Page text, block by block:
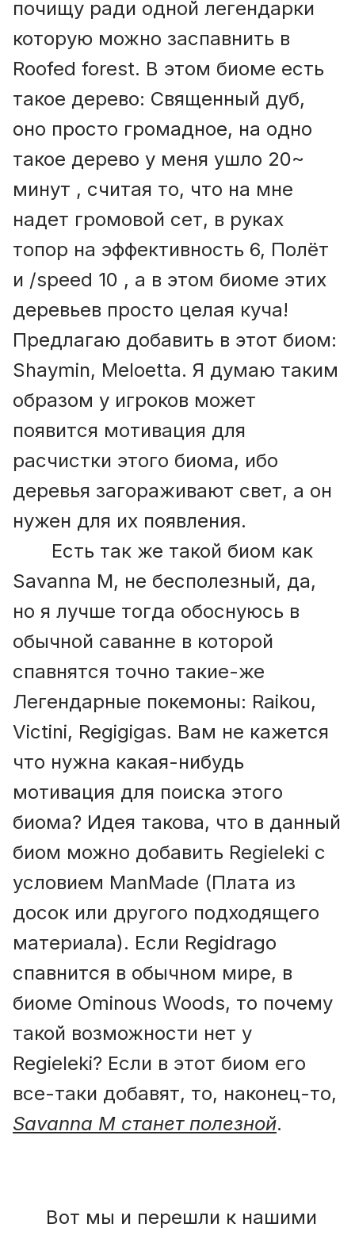
почищу ради одной легендарки
которую можно заспавнить в
Roofed forest. В этом биоме есть
такое дерево: Священный дуб,
оно просто громадное, на одно
такое дерево у меня ушло 20~
минут , считая то, что на мне
надет громовой сет, в руках
топор на эффективность 6, Полёт
и /speed 10 , а в этом биоме этих
деревьев просто целая куча!
Предлагаю добавить в этот биом:
Shaymin, Meloetta. Я думаю таким
образом у игроков может
появится мотивация для
расчистки этого биома, ибо
деревья загораживают свет, а он
нужен для их появления.
Есть так же такой биом как
Savanna M, не бесполезный, да,
но я лучше тогда обоснуюсь в
обычной саванне в которой
спавнятся точно такие-же
Легендарные покемоны: Raikou,
Victini, Regigigas. Вам не кажется
что нужна какая-нибудь
мотивация для поиска этого
биома? Идея такова, что в данный
биом можно добавить Regieleki с
условием ManMade (Плата из
досок или другого подходящего
материала). Если Regidrago
спавнится в обычном мире, в
биоме Ominous Woods, то почему
такой возможности нет у
Regieleki? Если в этот биом его
все-таки добавят, то, наконец-то,
Savanna M станет полезной.
Вот мы и перешли к нашими